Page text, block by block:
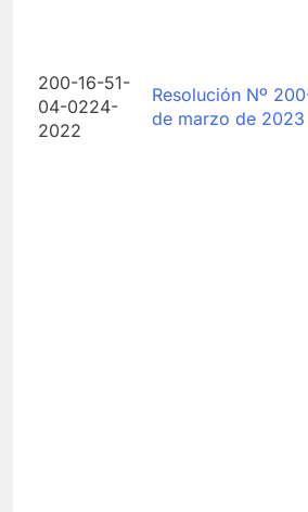
200-16-51-
04-0224-
2022
Resolución Nº
de marzo de 2023